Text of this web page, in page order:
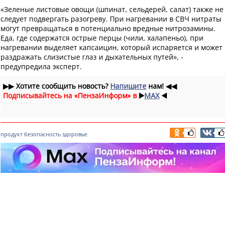
«Зеленые листовые овощи (шпинат, сельдерей, салат) также не
следует подвергать разогреву. При нагревании в СВЧ нитраты
могут превращаться в потенциально вредные нитрозамины.
Еда, где содержатся острые перцы (чили, халапеньо), при
нагревании выделяет капсаицин, который испаряется и может
раздражать слизистые глаз и дыхательных путей», -
предупредила эксперт.
▶▶Хотите сообщить новость? Напишите нам! ◀◀
Подписывайтесь на «ПензаИнформ» в ▶️MAX ◀️
продукт безопасность здоровье